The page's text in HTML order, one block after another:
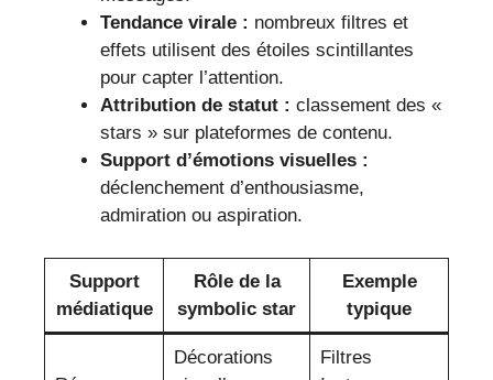
Tendance virale : nombreux filtres et
effets utilisent des étoiles scintillantes
pour capter l’attention.
Attribution de statut : classement des «
stars » sur plateformes de contenu.
Support d’émotions visuelles :
déclenchement d’enthousiasme,
admiration ou aspiration.
Support
médiatique
Rôle de la
symbolic star
Exemple
typique
Décorations
Filtres